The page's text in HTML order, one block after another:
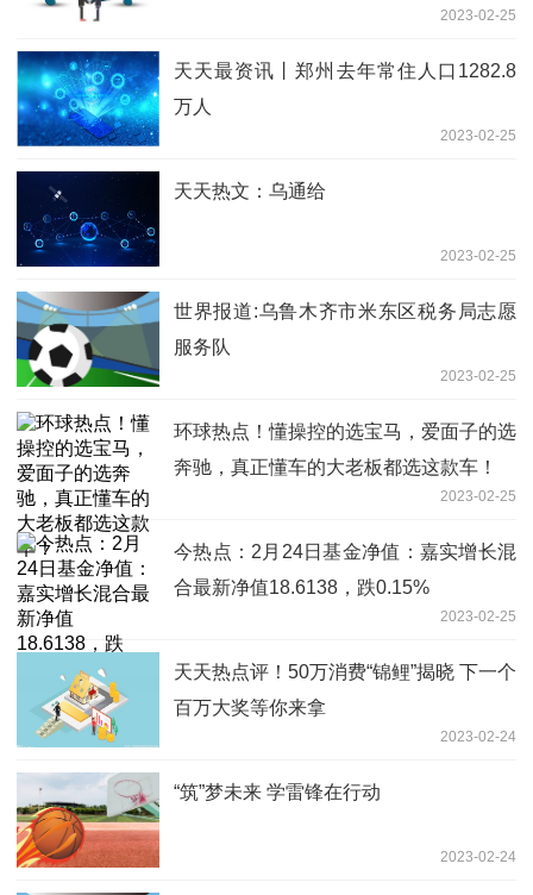
2023-02-25
天天最资讯丨郑州去年常住人口1282.8
万人
2023-02-25
天天热文：乌通给
2023-02-25
世界报道:乌鲁木齐市米东区税务局志愿
服务队
2023-02-25
环球热点！懂操控的选宝马，爱面子的选
奔驰，真正懂车的大老板都选这款车！
2023-02-25
今热点：2月24日基金净值：嘉实增长混
合最新净值18.6138，跌0.15%
2023-02-25
天天热点评！50万消费“锦鲤”揭晓 下一个
百万大奖等你来拿
2023-02-24
“筑”梦未来 学雷锋在行动
2023-02-24